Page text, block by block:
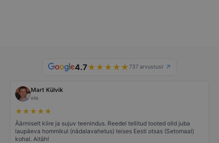
4.7★ ★ ★ ★ ★737 arvustust
Mart Külvik
eile
★ ★ ★ ★ ★
Äärmiselt kiire ja sujuv teenindus. Reedel tellitud tooted olid juba
laupäeva hommikul (nädalavahetus) teises Eesti otsas (Setomaal)
kohal. Aitäh!